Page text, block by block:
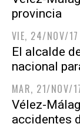
provincia
VIE, 24/NOV/17
El alcalde
nacional
MAR, 21/NOV/
Vélez-
accidentes